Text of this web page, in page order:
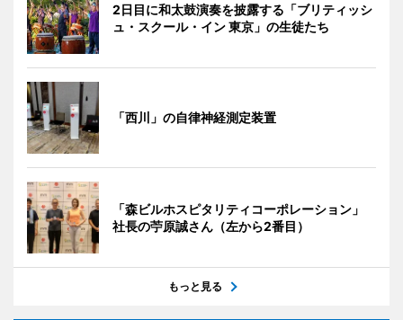
2日目に和太鼓演奏を披露する「ブリティッシ
ュ・スクール・イン 東京」の生徒たち
「西川」の自律神経測定装置
「森ビルホスピタリティコーポレーション」
社長の苧原誠さん（左から2番目）
もっと見る